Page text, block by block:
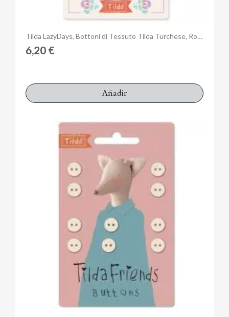
Anteprima Tilda LazyDays, Bottoni di Tessuto Tilda Turchese, Rosso e Viola, 9 bottoni da 15 mm
6,20 €
Añadir